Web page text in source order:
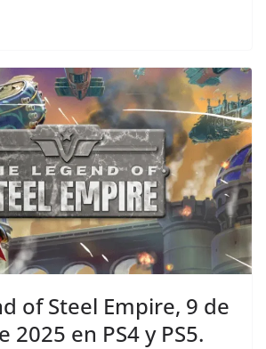
of Steel Empire, 9 de
2025 en PS4 y PS5.